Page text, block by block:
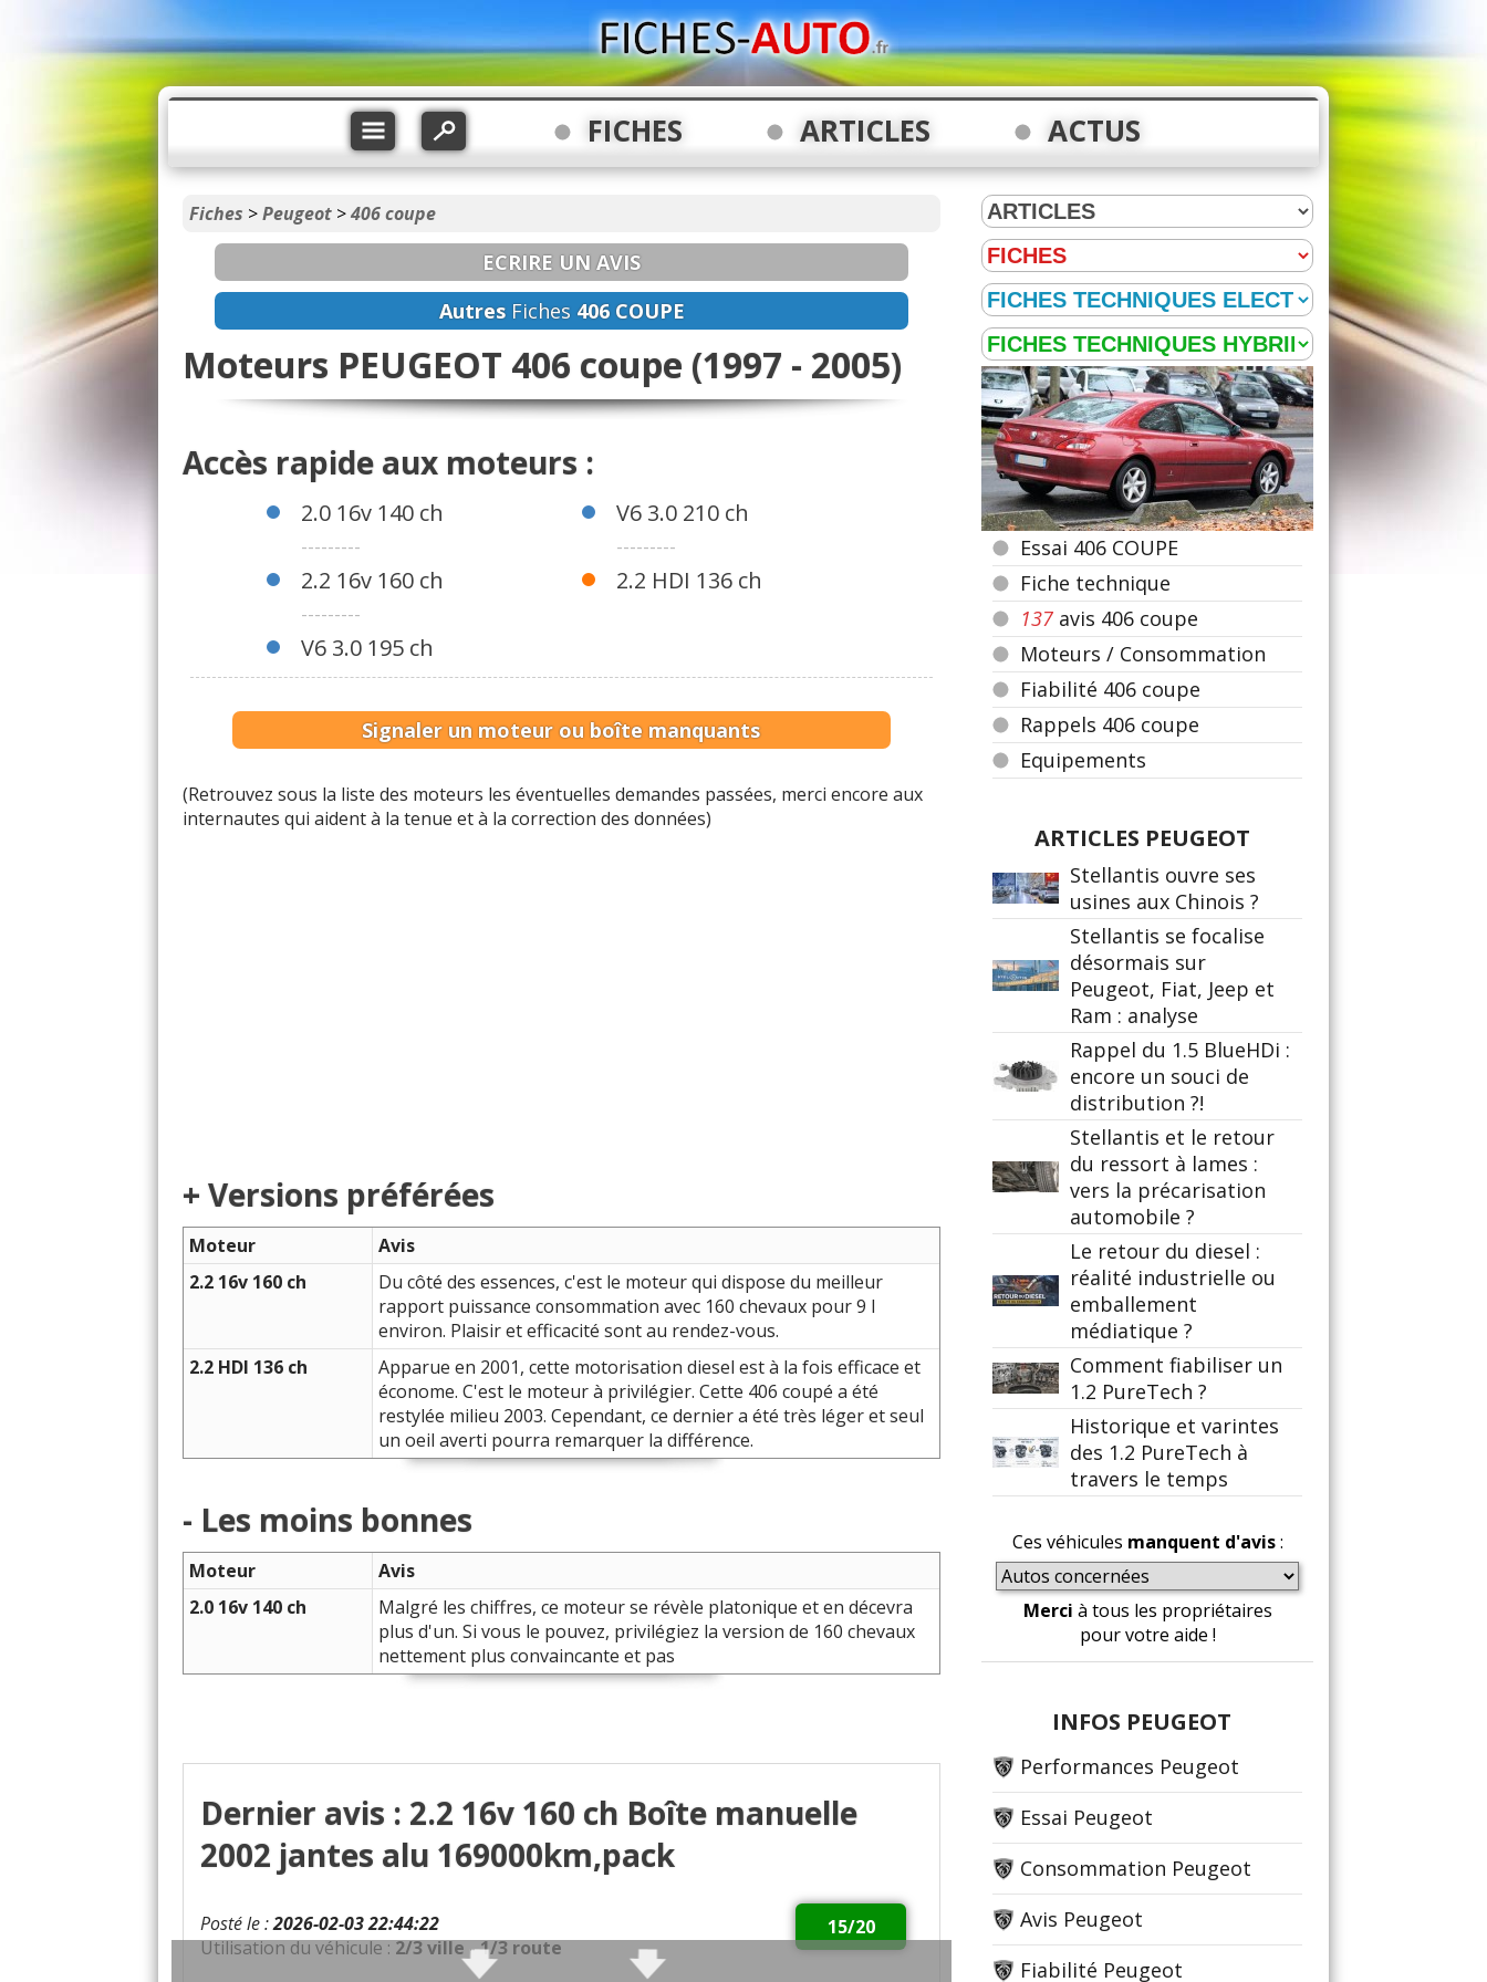
FICHES ARTICLES ACTUS
Fiches >Peugeot >406 coupe
ECRIRE UN AVIS
AutresFiches 406 COUPE
Moteurs PEUGEOT 406 coupe (1997 - 2005)
Accès rapide aux moteurs :
2.0 16v 140 ch
---------
2.2 16v 160 ch
---------
V6 3.0 195 ch
V6 3.0 210 ch
---------
2.2 HDI 136 ch
Signaler un moteur ou boîte manquants
(Retrouvez sous la liste des moteurs les éventuelles demandes passées, merci encore aux
internautes qui aident à la tenue et à la correction des données)
+ Versions préférées
Moteur
Avis
2.2 16v 160 ch
Du côté des essences, c'est le moteur qui dispose du meilleur
rapport puissance consommation avec 160 chevaux pour 9 l
environ. Plaisir et efficacité sont au rendez-vous.
2.2 HDI 136 ch
Apparue en 2001, cette motorisation diesel est à la fois efficace et
économe. C'est le moteur à privilégier. Cette 406 coupé a été
restylée milieu 2003. Cependant, ce dernier a été très léger et seul
un oeil averti pourra remarquer la différence.
- Les moins bonnes
Moteur
Avis
2.0 16v 140 ch
Malgré les chiffres, ce moteur se révèle platonique et en décevra
plus d'un. Si vous le pouvez, privilégiez la version de 160 chevaux
nettement plus convaincante et pas
Dernier avis : 2.2 16v 160 ch Boîte manuelle
2002 jantes alu 169000km,pack
15/20
Posté le :2026-02-03 22:44:22
Utilisation du véhicule :2/3 ville - 1/3 route
Essai 406 COUPE
Fiche technique
137 avis 406 coupe
Moteurs / Consommation
Fiabilité 406 coupe
Rappels 406 coupe
Equipements
ARTICLES PEUGEOT
Stellantis ouvre ses
usines aux Chinois ?
Stellantis se focalise
désormais sur
Peugeot, Fiat, Jeep et
Ram : analyse
Rappel du 1.5 BlueHDi :
encore un souci de
distribution ?!
Stellantis et le retour
du ressort à lames :
vers la précarisation
automobile ?
Le retour du diesel :
réalité industrielle ou
emballement
médiatique ?
Comment fiabiliser un
1.2 PureTech ?
Historique et varintes
des 1.2 PureTech à
travers le temps
Ces véhicules manquent d'avis:
Merci à tous les propriétaires
pour votre aide !
INFOS PEUGEOT
Performances Peugeot
Essai Peugeot
Consommation Peugeot
Avis Peugeot
Fiabilité Peugeot